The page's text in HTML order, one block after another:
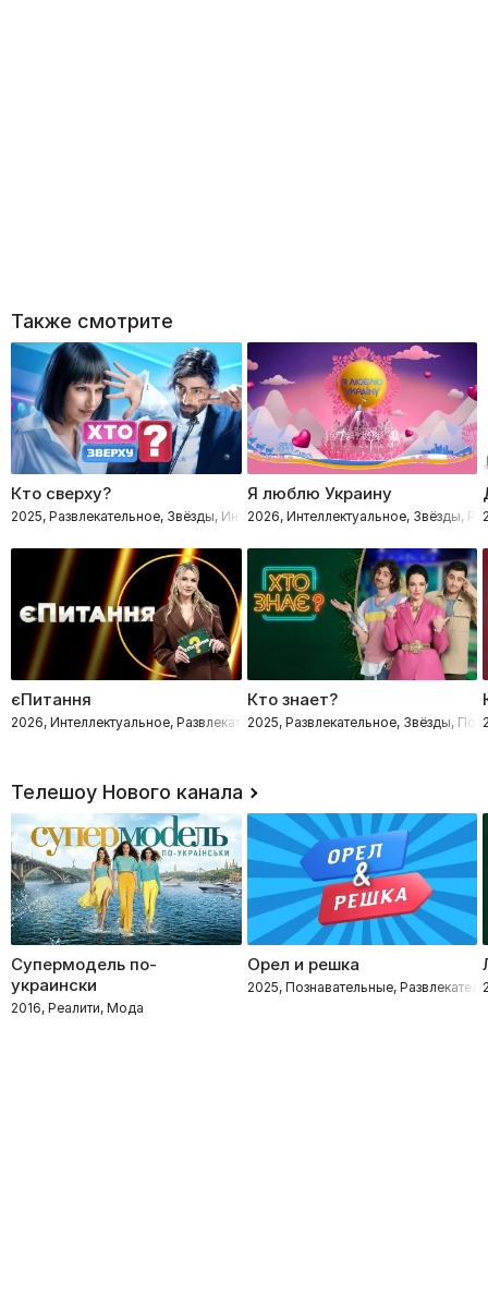
Также смотрите
Кто сверху?
2025, Развлекательное, Звёзды, Интеллектуальное
Я люблю Украину
2026, Интеллектуальное, Звёзды,
єПитання
2026, Интеллектуальное, Развлекательное, Звёзды
Кто знает?
2025, Развлекательное, Звёзды,
Телешоу Нового канала
Супермодель по-
украински
2016, Реалити, Мода
Орел и решка
2025, Познавательные,